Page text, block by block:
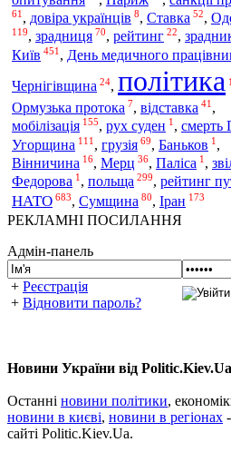
61 , довіра українців 8, Ставка 52,
119, зрадниця 70, рейтинг 22,
Київ 451 , День медичного
Чернігівщина 24, політика
Ормузька протока 7, відставка 41 ,
мобілізація 155, рух суден 1, смерть
Угорщина 111 , грузія 69, Баньков 1 ,
Вінничина 16, Мерц 36, Паліса 1 ,
Федорова 1, польща 299, рейтинг
НАТО 683, Сумщина 80, Іран 173
РЕКЛАМНІ ПОСИЛАННЯ
Адмін-панель
+ Реєстрація
+ Відновити пароль?
Новини України від
Останні новини політики,
новини в києві, новини в регіонах
сайті Politic.Kiev.Ua.